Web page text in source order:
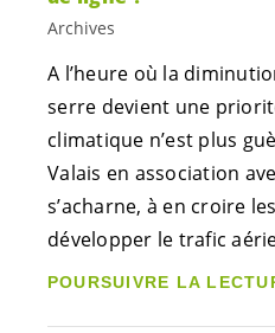
Archives
A l’heure où la
serre devient une
climatique n’est plus
Valais en association
s’acharne, à en croire
développer le trafic
POURSUIVRE LA